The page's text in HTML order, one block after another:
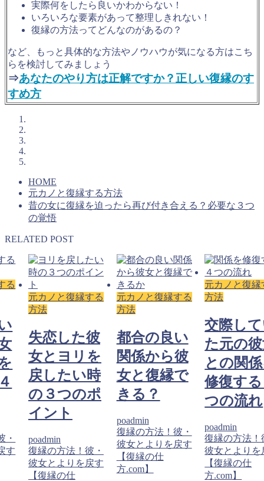
実際何をしたら良いかわからない！
いろいろな要素があって整理しきれない！
復縁の方法ってどんなのがあるの？
など、もっと具体的な方法やノウハウが気になる方はこち
らを検討してみましょう
⇒あなたのやり方は正解ですか？正しい復縁のす
すめ方
HOME
元カノと復縁する方法
昔の女に復縁を迫ったら再び付き合える？必要な３つ
の覚悟
RELATED POST
る
・
す
元カノと復縁する
方法
失恋した彼
女とヨリを
戻したい時
の３つのポ
イント
poadmin
復縁の方法！彼・
彼女とよりを戻す
【復縁の仕
元カノと復縁する
方法
都合の良い
関係から彼
女と復縁で
きる？
poadmin
復縁の方法！彼・
彼女とよりを戻す
【復縁の仕
方.com】
元カノと復縁
方法
交際し
た元の
との関
修復す
つの流れ
poadmin
復縁の方法！
彼女とよりを
【復縁の仕
方.com】